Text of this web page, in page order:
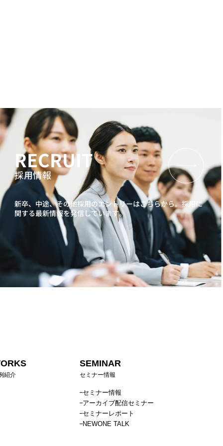
RECRUIT
採用情報
新卒、中途、その他採用のエントリーはこちらから。採用に
関する最新情報を発信しています。
紹介
SEMINAR
セミナー情報
セミナー情報
アーカイブ配信セミナー
セミナーレポート
NEWONE TALK